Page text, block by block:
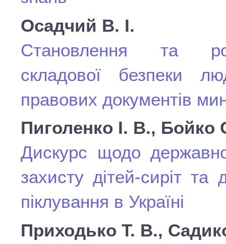
Осадчий В. І.
Становлення та
складової безпеки
правових документів
Пиголенко І. В., Бойко
Дискурс щодо
захисту дітей-сиріт та
піклування в Україні
Приходько Т. В.,